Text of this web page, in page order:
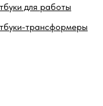
для работы
трансформеры